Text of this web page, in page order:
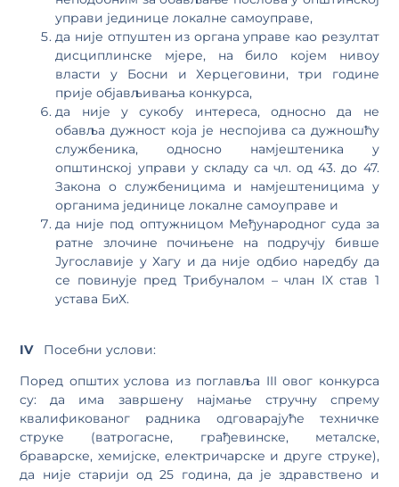
управи јединице локалне самоуправе,
да није отпуштен из органа управе као резултат
дисциплинске мјере, на било којем нивоу
власти у Босни и Херцеговини, три године
прије објављивања конкурса,
да није у сукобу интереса, односно да не
обавља дужност која је неспојива са дужношћу
службеника, односно намјештеника у
општинској управи у складу са чл. од 43. до 47.
Закона о службеницима и намјештеницима у
органима јединице локалне самоуправе и
да није под оптужницом Међународног суда за
ратне злочине почињене на подручју бивше
Југославије у Хагу и да није одбио наредбу да
се повинује пред Трибуналом – члан IX став 1
устава БиХ.
IV
Посебни услови:
Поред општих услова из поглавља III овог конкурса
су: да има завршену најмање стручну спрему
квалификованог радника одговарајуће техничке
струке (ватрогасне, грађевинске, металске,
браварске, хемијске, електричарске и друге струке),
да није старији од 25 година, да је здравствено и